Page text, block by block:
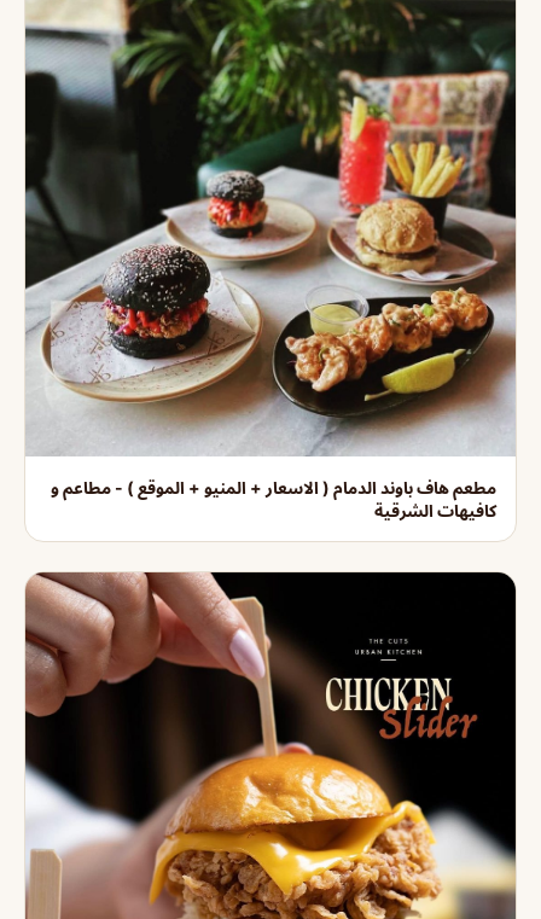
مطعم هاف باوند الدمام ( الاسعار + المنيو + الموقع ) - مطاعم و
كافيهات الشرقية